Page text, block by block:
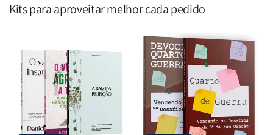
Kits para aproveitar melhor cada pedido